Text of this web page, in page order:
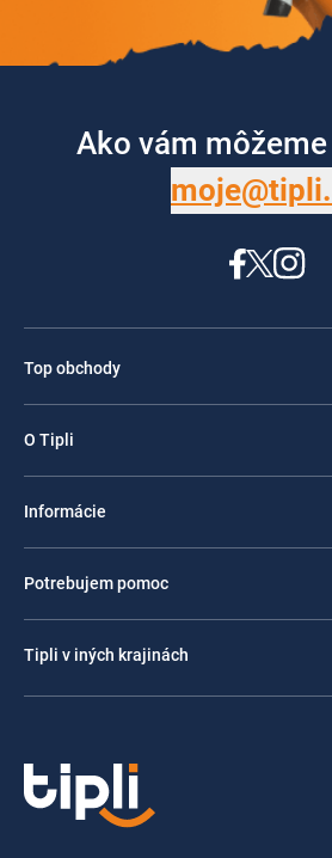
Ako vám
Top obchody
O Tipli
Informácie
Potrebujem pomoc
Tipli v iných krajinách